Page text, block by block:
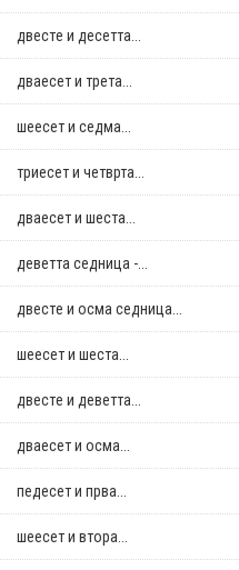
двестe и десетта...
дваесет и трета...
шеесет и седма...
триесет и четврта...
дваесет и шеста...
деветта седница -...
двестe и осма седница...
шеесет и шеста...
двестe и деветта...
дваесет и осма...
педесет и прва...
шеесет и втора...